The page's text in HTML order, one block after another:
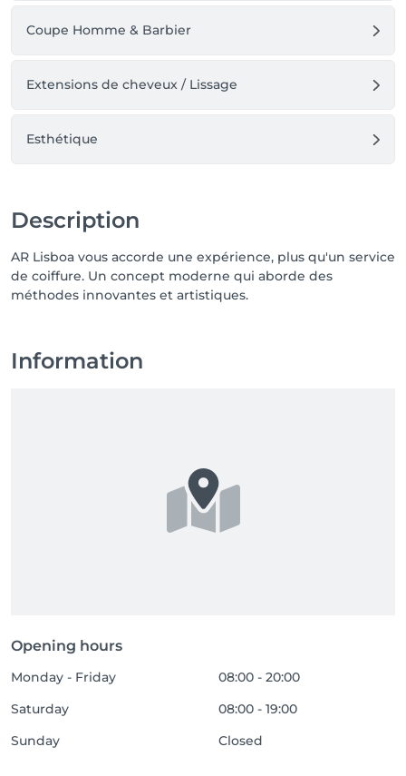
Coupe Homme & Barbier
Extensions de cheveux / Lissage
Esthétique
Description
AR Lisboa vous accorde une expérience, plus qu'un service
de coiffure. Un concept moderne qui aborde des
méthodes innovantes et artistiques.
Information
Opening hours
Monday - Friday
08:00 - 20:00
Saturday
08:00 - 19:00
Sunday
Closed